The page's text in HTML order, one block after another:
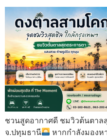
ชวนสูดอากาศดี ชมวิวต้นตาล
จ.ปทุมธานี
หากกำลังมองห